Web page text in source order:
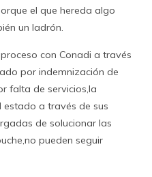
el que hereda algo
un ladrón.
con Conadi a través
por indemnización de
falta de servicios,la
a través de sus
de solucionar las
pueden seguir